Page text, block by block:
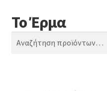
Απευθείας
μετάβαση
στην
Μετάβαση
σε
περιεχόμενο
Το Έρμα
Αναζήτηση
Αναζήτηση